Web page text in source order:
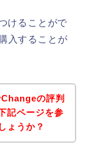
けることがで
入することが
の評判
記ページを参
ょうか？